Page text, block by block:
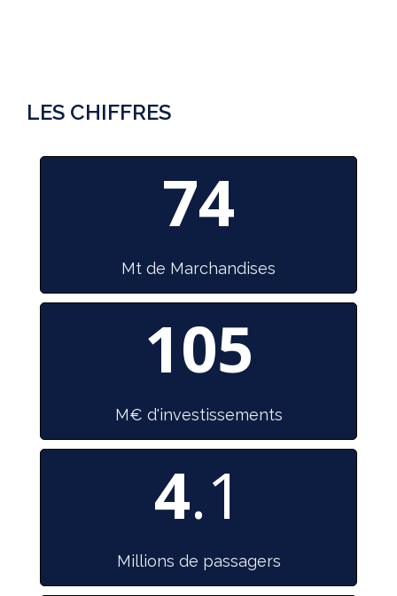
LES CHIFFRES
74
Mt de Marchandises
105
M€ d'investissements
4.1
Millions de passagers